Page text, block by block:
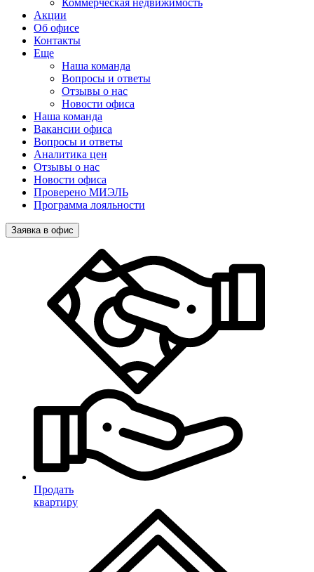
Коммерческая недвижимость
Акции
Об офисе
Контакты
Еще
Наша команда
Вопросы и ответы
Отзывы о нас
Новости офиса
Наша команда
Вакансии офиса
Вопросы и ответы
Аналитика цен
Отзывы о нас
Новости офиса
Проверено МИЭЛЬ
Программа лояльности
Заявка в офис
Продать
квартиру